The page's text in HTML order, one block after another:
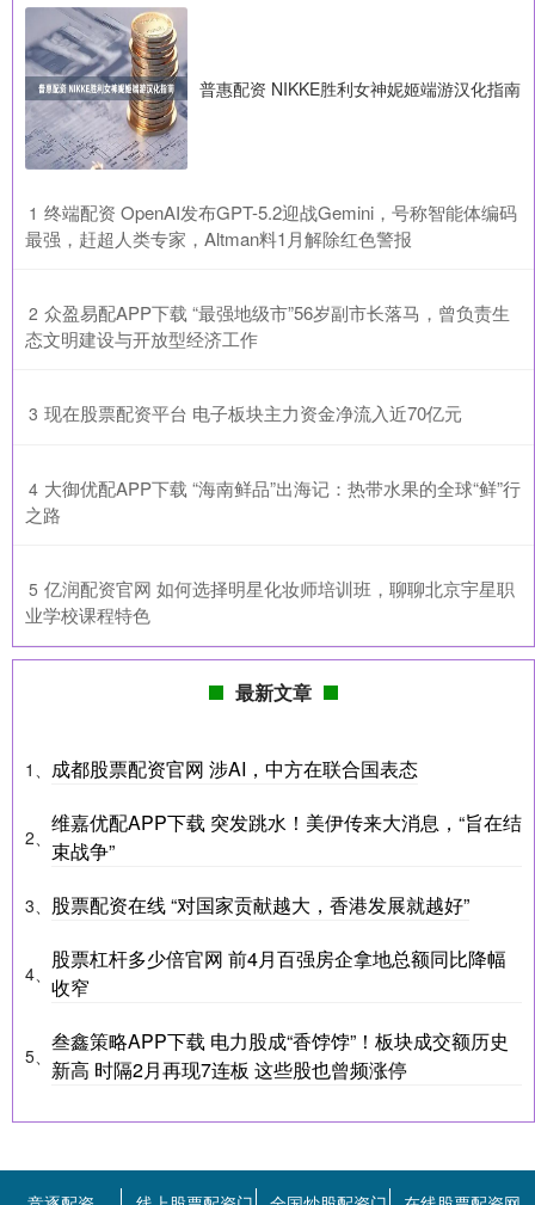
普惠配资 NIKKE胜利女神妮姬端游汉化指南
1 ​终端配资 OpenAI发布GPT-5.2迎战Gemini，号称智能体编码
最强，赶超人类专家，Altman料1月解除红色警报
2 ​众盈易配APP下载 “最强地级市”56岁副市长落马，曾负责生
态文明建设与开放型经济工作
3 ​现在股票配资平台 电子板块主力资金净流入近70亿元
4 ​大御优配APP下载 “海南鲜品”出海记：热带水果的全球“鲜”行
之路
5 ​亿润配资官网 如何选择明星化妆师培训班，聊聊北京宇星职
业学校课程特色
最新文章
1、 成都股票配资官网 涉AI，中方在联合国表态
2、
维嘉优配APP下载 突发跳水！美伊传来大消息，“旨在结
束战争”
3、 股票配资在线 “对国家贡献越大，香港发展就越好”
4、
股票杠杆多少倍官网 前4月百强房企拿地总额同比降幅
收窄
5、
叁鑫策略APP下载 电力股成“香饽饽”！板块成交额历史
新高 时隔2月再现7连板 这些股也曾频涨停